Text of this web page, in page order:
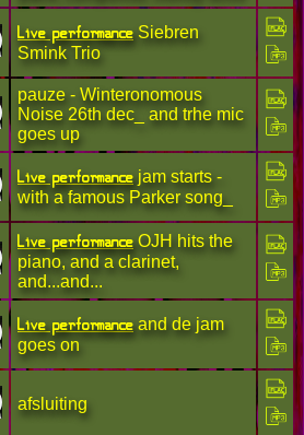
Live performanceSiebren
Smink Trio
pauze - Winteronomous
Noise 26th dec_ and trhe mic
goes up
Live performancejam starts -
with a famous Parker song_
Live performanceOJH hits the
piano, and a clarinet,
and...and...
Live performanceand de jam
goes on
afsluiting